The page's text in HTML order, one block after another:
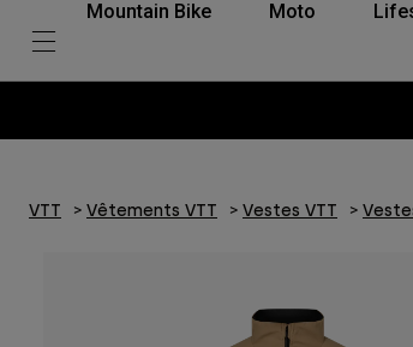
Mountain Bike Moto
VTT Vêtements VTT Vestes VTT